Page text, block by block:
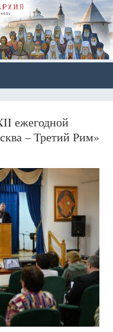
ежегодной
– Третий Рим»